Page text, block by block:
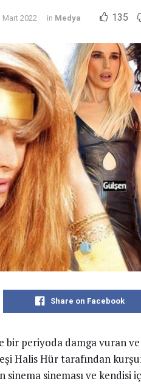
Mart 2022 in Medya 135
Share on Facebook
periyoda damga vuran ve
Halis Hür tarafından
sinema sineması ve